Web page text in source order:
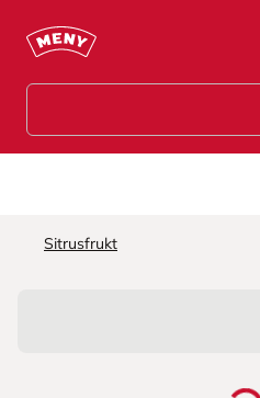
Sitrusfrukt